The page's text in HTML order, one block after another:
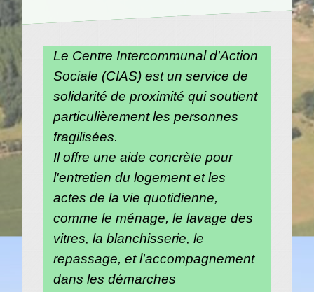
Le Centre Intercommunal d'Action
Sociale (CIAS) est un service de
solidarité de proximité qui soutient
particulièrement les personnes
fragilisées.
Il offre une aide concrète pour
l'entretien du logement et les
actes de la vie quotidienne,
comme le ménage, le lavage des
vitres, la blanchisserie, le
repassage, et l'accompagnement
dans les démarches